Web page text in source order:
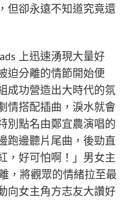
但卻永遠不知道究竟還
上迅速湧現大量好
迫分離的情節開始便
成功營造出大時代的氛
情搭配插曲，淚水就會
別點名由鄭宜農演唱的
跑邊聽片尾曲，後勁直
，好可怕啊！」男女主
，將觀眾的情緒拉至最
向女主角方志友大讚好